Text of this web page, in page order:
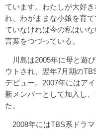
ています。わたしが大好
れ、わがままな小娘を育
ていなければ今の私はい
言葉をつづっている。
川島は2005年に母と遊
ウトされ、翌年7月期の
デビュー。2007年にはア
新メンバーとして加入し
た。
2008年にはTBS系ドラ